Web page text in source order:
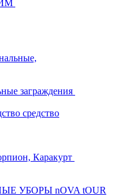
заграждения
средство
Каракурт
УБОРЫ nOVA tOUR